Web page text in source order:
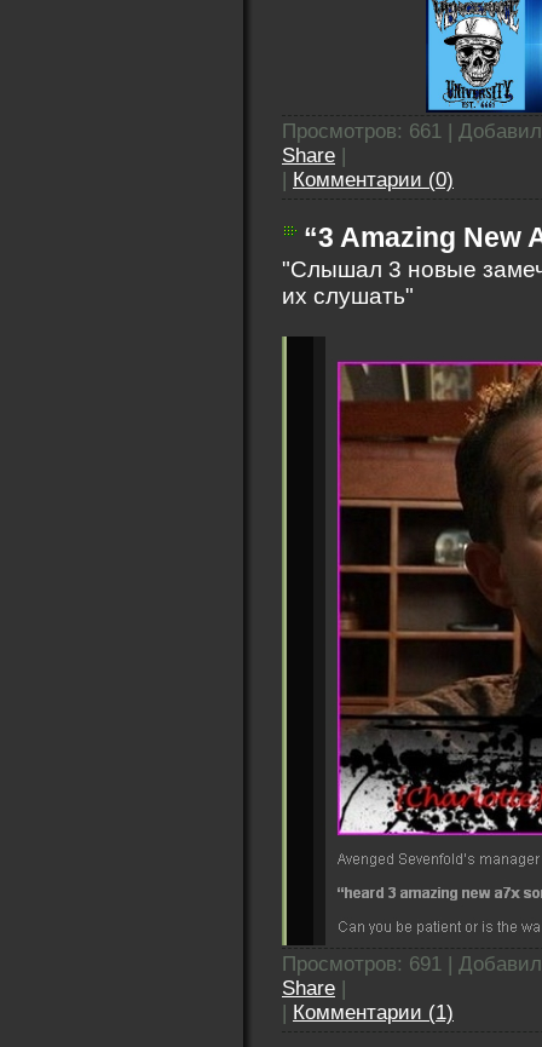
Просмотров: 661 |
Share |
| Комментарии (0)
“3 Amazing New
"Слышал 3 новые
их слушать"
Просмотров: 691 |
Share |
| Комментарии (1)